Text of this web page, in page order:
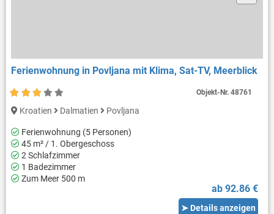
Ferienwohnung in Povljana mit Klima, Sat-TV, Meerblick
Kroatien Dalmatien Povljana
Ferienwohnung (5 Personen)
45 m² / 1. Obergeschoss
2 Schlafzimmer
1 Badezimmer
Zum Meer 500 m
ab 92.86 €
➤ Details anzeigen
Objekt-Nr.48761